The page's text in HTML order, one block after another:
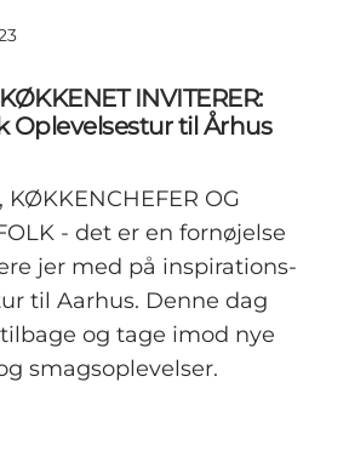
INVITERER:
Oplevelsestur til Århus
OG
- det er en fornøjelse
jer med på inspirations-
til Aarhus. Denne dag
og tage imod nye
smagsoplevelser.